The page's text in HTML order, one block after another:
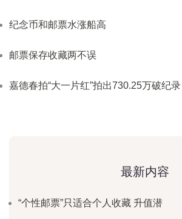
纪念币和邮票水涨船高
邮票保存收藏两不误
嘉德春拍“大一片红”拍出730.25万破纪录
最新内容
“个性邮票”只适合个人收藏 升值潜